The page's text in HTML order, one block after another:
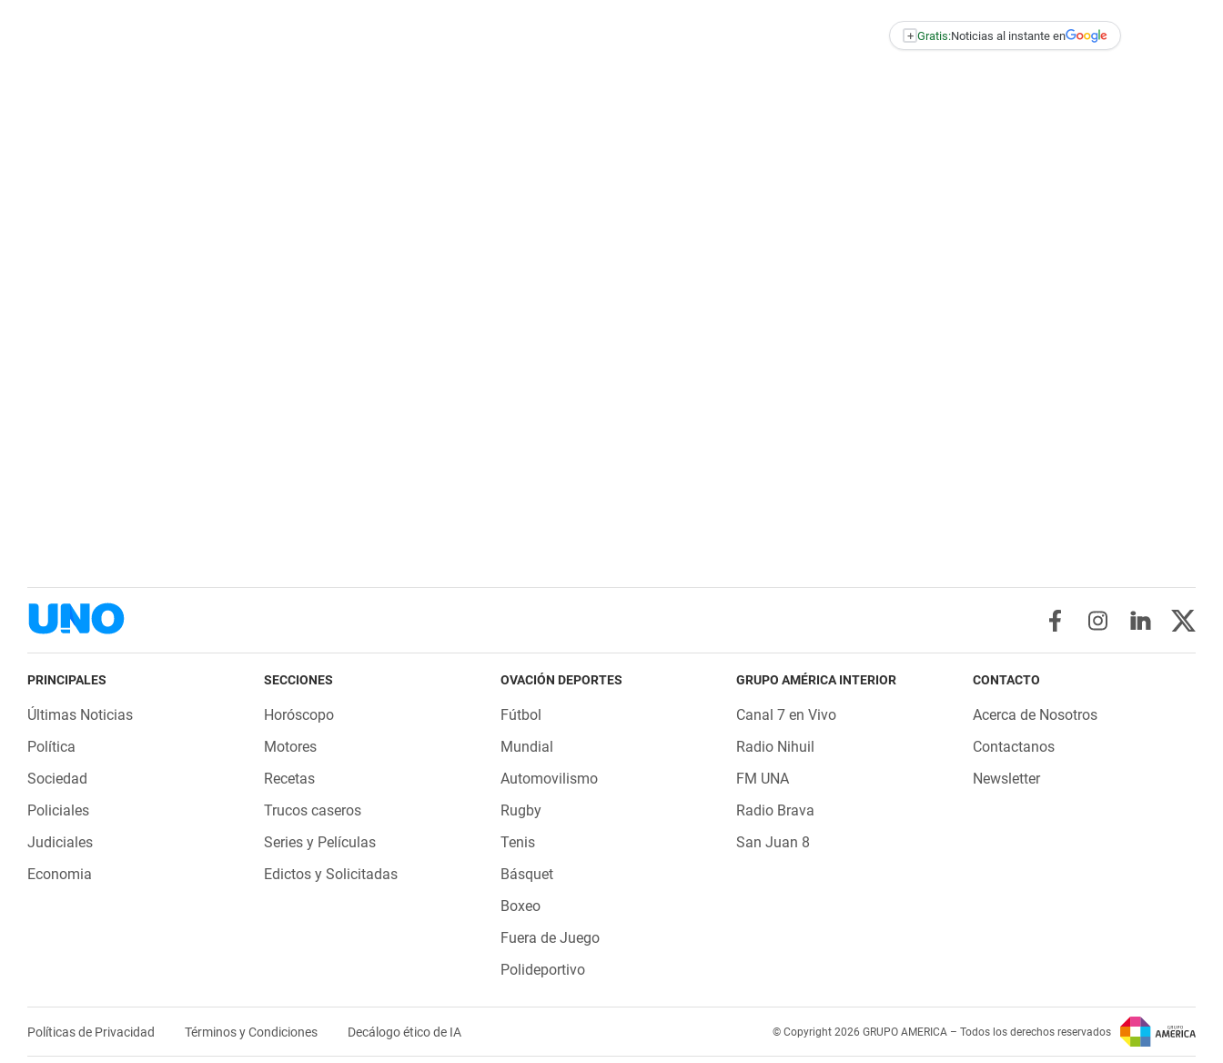
+ Gratis:Noticias al instante en
PRINCIPALES
Últimas Noticias
Política
Sociedad
Policiales
Judiciales
Economia
SECCIONES
Horóscopo
Motores
Recetas
Trucos caseros
Series y Películas
Edictos y Solicitadas
OVACIÓN DEPORTES
Fútbol
Mundial
Automovilismo
Rugby
Tenis
Básquet
Boxeo
Fuera de Juego
Polideportivo
GRUPO AMÉRICA INTERIOR
Canal 7 en Vivo
Radio Nihuil
FM UNA
Radio Brava
San Juan 8
CONTACTO
Acerca de Nosotros
Contactanos
Newsletter
Políticas de Privacidad Términos y Condiciones Decálogo ético de IA © Copyright 2026 GRUPO AMERICA – Todos los derechos reservados